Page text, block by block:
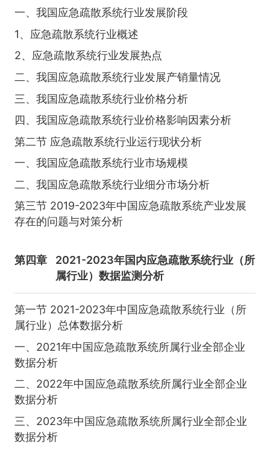
一、我国应急疏散系统行业发展阶段
1、应急疏散系统行业概述
2、应急疏散系统行业发展热点
二、我国应急疏散系统行业发展产销量情况
三、我国应急疏散系统行业价格分析
四、我国应急疏散系统行业价格影响因素分析
第二节 应急疏散系统行业运行现状分析
一、我国应急疏散系统行业市场规模
二、我国应急疏散系统行业细分市场分析
第三节 2019-2023年中国应急疏散系统产业发展
存在的问题与对策分析
第四章
2021-2023年国内应急疏散系统行业（所
属行业）数据监测分析
第一节 2021-2023年中国应急疏散系统行业（所
属行业）总体数据分析
一、2021年中国应急疏散系统所属行业全部企业
数据分析
二、2022年中国应急疏散系统所属行业全部企业
数据分析
三、2023年中国应急疏散系统所属行业全部企业
数据分析